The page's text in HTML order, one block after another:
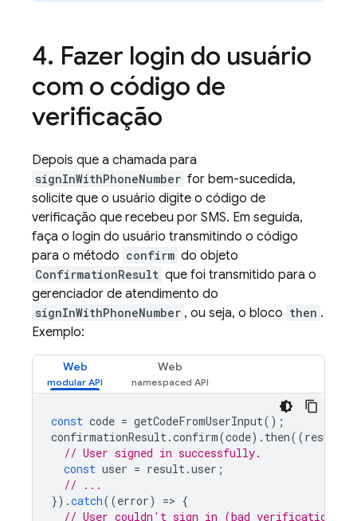
Fazer login do usuário
com o código de
verificação
Depois que a chamada para
signInWithPhoneNumber for bem-sucedida,
solicite que o usuário digite o código de
verificação que recebeu por SMS. Em seguida,
faça o login do usuário transmitindo o código
para o método confirm do objeto
ConfirmationResult que foi transmitido para o
gerenciador de atendimento do
signInWithPhoneNumber , ou seja, o bloco then .
Exemplo:
Web Web
const code = getCodeFromUserInput();
confirmationResult.confirm(code). then((result
// User signed in successfully.
const user = result.user ;
// ...
}).catch((error) => {
// User couldn't sign in (bad verification